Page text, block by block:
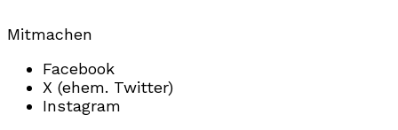
Mitmachen
Facebook
X (ehem. Twitter)
Instagram